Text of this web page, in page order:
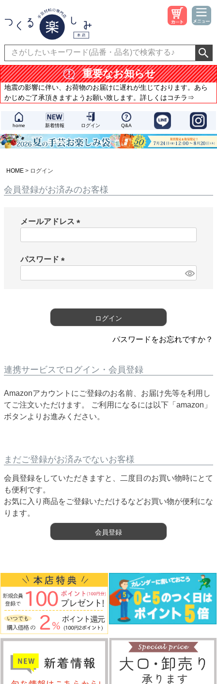
重要なお知らせ
地震の影響に伴い、お荷物のお届けに遅れが生じております。あら
かじめご了承頂きますようお願い致します。詳しくはコチラ⇒
home 新着情報 ログイン Q&A
HOME ログイン
会員登録がお済みのお客様
メールアドレス
パスワード
)
ログイン
パスワードをお忘れですか？
連携サービスでログイン・会員登録
Amazonアカウントにご登録のお名前、お届け先等を利用し
てご注文いただけます。 ご利用になるには以下「amazon」
ボタンよりお進みください。
まだご登録がお済みでないお客様
会員登録をしていただきますと、二度目のお買い物時にとて
も便利です。
お気に入り商品をご登録いただけるなどお買い物が便利にな
ります。
会員登録